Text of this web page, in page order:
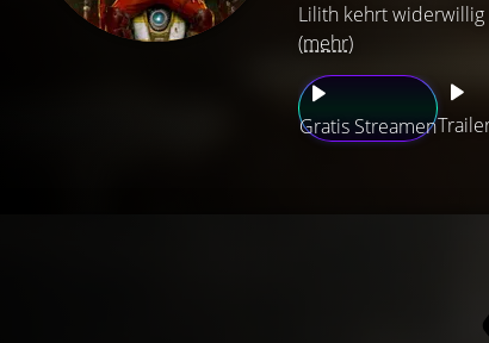
Gratis Streamen
Lilith kehrt widerwillig
(mehr)